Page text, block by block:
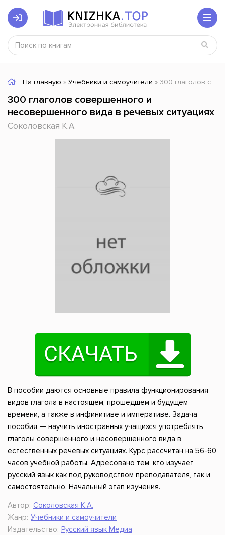
На главную » Учебники и самоучители » 300 глаголов совершенного и несовершенного вида в речевых ситуациях
300 глаголов совершенного и
несовершенного вида в речевых ситуациях
Соколовская К.А.
В пособии даются основные правила функционирования
видов глагола в настоящем, прошедшем и будущем
времени, а также в инфинитиве и императиве. Задача
пособия — научить иностранных учащихся употреблять
глаголы совершенного и несовершенного вида в
естественных речевых ситуациях. Курс рассчитан на 56-60
часов учебной работы. Адресовано тем, кто изучает
русский язык как под руководством преподавателя, так и
самостоятельно. Начальный этап изучения.
Автор: Соколовская К.А.
Жанр: Учебники и самоучители
Издательство: Русский язык Медиа